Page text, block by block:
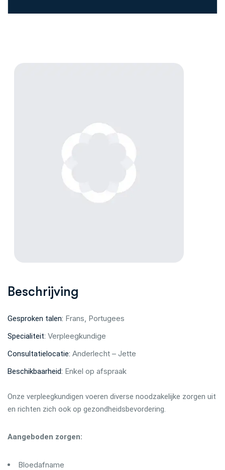
Beschrijving
Gesproken talen: Frans, Portugees
Specialiteit: Verpleegkundige
Consultatielocatie: Anderlecht – Jette
Beschikbaarheid: Enkel op afspraak
Onze verpleegkundigen voeren diverse noodzakelijke zorgen uit
en richten zich ook op gezondheidsbevordering.
Aangeboden zorgen:
Bloedafname